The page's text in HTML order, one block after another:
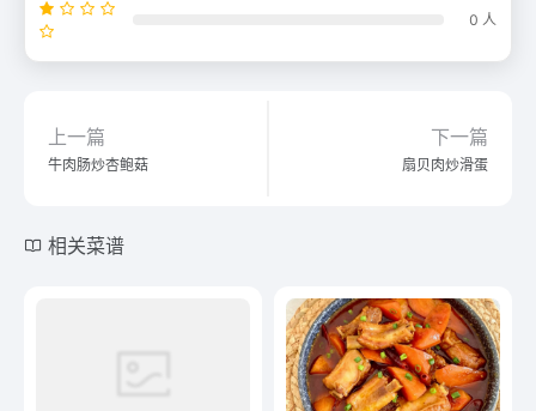
0 人
上一篇
牛肉肠炒杏鲍菇
下一篇
扇贝肉炒滑蛋
相关菜谱